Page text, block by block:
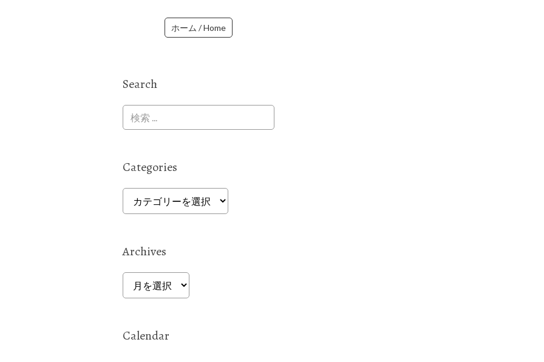
ホーム / Home
Search
Categories
Categories
Archives
Archives
Calendar